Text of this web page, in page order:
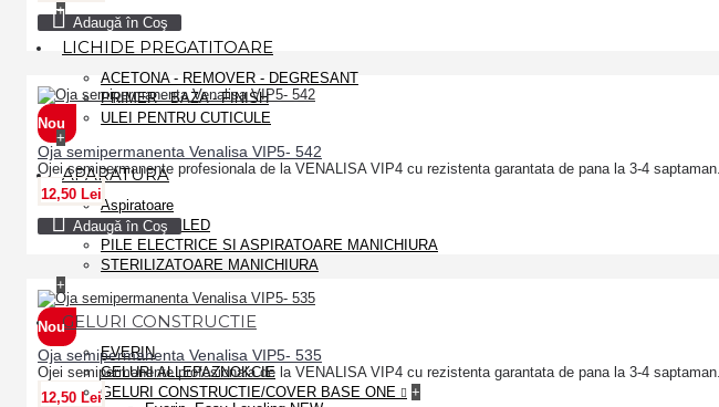
+
LICHIDE PREGATITOARE
ACETONA - REMOVER - DEGRESANT
PRIMER - BAZA - FINISH
ULEI PENTRU CUTICULE
+
APARATURA
Aspiratoare
LAMPI UV - LED
PILE ELECTRICE SI ASPIRATOARE MANICHIURA
STERILIZATOARE MANICHIURA
+
GELURI CONSTRUCTIE
EVERIN
GELURI ALLEPAZNOKCIE
GELURI CONSTRUCTIE/COVER BASE ONE
+
Adaugă în Coş
Nou
Oja semipermanenta Venalisa VIP5- 542
Ojei semipermanente profesionala de la VENALISA VIP4 cu rezistenta garantata de pana la 3-4 saptaman..
12,50 Lei
Adaugă în Coş
Nou
Oja semipermanenta Venalisa VIP5- 535
Ojei semipermanente profesionala de la VENALISA VIP4 cu rezistenta garantata de pana la 3-4 saptaman..
12,50 Lei